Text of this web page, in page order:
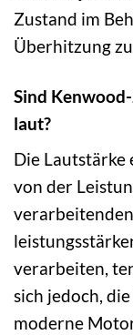
Zustand im
Überhitzung
Sind
laut?
Die Lautstärke
von der
verarbeiten,
sich jedoch,
moderne